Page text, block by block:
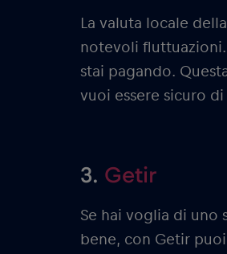
La valuta locale
notevoli
stai pagando.
vuoi essere sicuro
3. Getir
Se hai voglia di
bene, con Getir